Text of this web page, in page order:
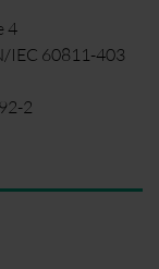
4
IEC 60811-403
2